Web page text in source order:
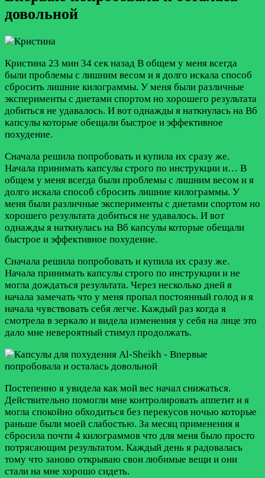
довольной
Кристина 23 мин 34 сек назад В общем у меня всегда
были проблемы с лишним весом и я долго искала способ
сбросить лишние килограммы. У меня были различные
эксперименты с диетами спортом но хорошего результата
добиться не удавалось. И вот однажды я наткнулась на Вб
капсулы которые обещали быстрое и эффективное
похудение.
Сначала решила попробовать и купила их сразу же.
Начала принимать капсулы строго по инструкции и… В
общем у меня всегда были проблемы с лишним весом и я
долго искала способ сбросить лишние килограммы. У
меня были различные эксперименты с диетами спортом но
хорошего результата добиться не удавалось. И вот
однажды я наткнулась на Вб капсулы которые обещали
быстрое и эффективное похудение.
Сначала решила попробовать и купила их сразу же.
Начала принимать капсулы строго по инструкции и не
могла дождаться результата. Через несколько дней я
начала замечать что у меня пропал постоянный голод и я
начала чувствовать себя легче. Каждый раз когда я
смотрела в зеркало и видела изменения у себя на лице это
дало мне невероятный стимул продолжать.
Постепенно я увидела как мой вес начал снижаться.
Действительно помогли мне контролировать аппетит и я
могла спокойно обходиться без перекусов ночью которые
раньше были моей слабостью. За месяц применения я
сбросила почти 4 килограммов что для меня было просто
потрясающим результатом. Каждый день я радовалась
тому что заново открываю свои любимые вещи и они
стали на мне хорошо сидеть.